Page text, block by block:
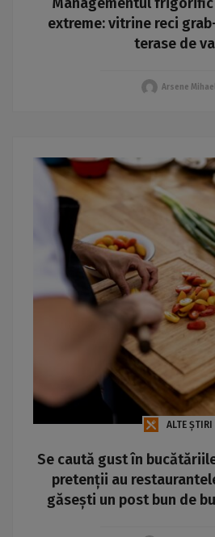
extreme: vitrine reci
terase de
Arsene
ALTE ȘTIRI
Se caută gust în
pretenții au
găsești un post bun de